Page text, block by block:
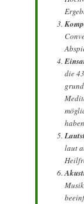
die
laut